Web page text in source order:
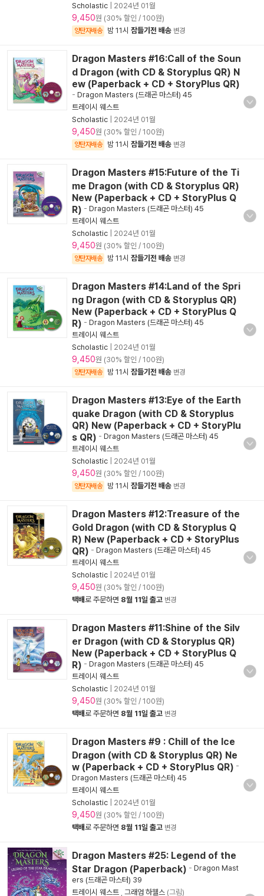
Scholastic 2024년 01월
9,450원 (30% 할인 / 100원)
양탄자배송 밤 11시 잠들기전 배송 변경
Dragon Masters #16:Call of the Soun
d Dragon (with CD & Storyplus QR) N
ew (Paperback + CD + StoryPlus QR)
- Dragon Masters (드래곤 마스터) 45
트레이시 웨스트
Scholastic
2024년 01월
9,450원 (30% 할인 / 100원)
양탄자배송 밤 11시 잠들기전 배송 변경
Dragon Masters #15:Future of the Ti
me Dragon (with CD & Storyplus QR)
New (Paperback + CD + StoryPlus Q
R) - Dragon Masters (드래곤 마스터) 45
트레이시 웨스트
Scholastic
2024년 01월
9,450원 (30% 할인 / 100원)
양탄자배송 밤 11시 잠들기전 배송 변경
Dragon Masters #14:Land of the Spri
ng Dragon (with CD & Storyplus QR)
New (Paperback + CD + StoryPlus Q
R) - Dragon Masters (드래곤 마스터) 45
트레이시 웨스트
Scholastic
2024년 01월
9,450원 (30% 할인 / 100원)
양탄자배송 밤 11시 잠들기전 배송 변경
Dragon Masters #13:Eye of the Earth
quake Dragon (with CD & Storyplus
QR) New (Paperback + CD + StoryPlu
s QR) - Dragon Masters (드래곤 마스터) 45
트레이시 웨스트
Scholastic
2024년 01월
9,450원 (30% 할인 / 100원)
양탄자배송 밤 11시 잠들기전 배송 변경
Dragon Masters #12:Treasure of the
Gold Dragon (with CD & Storyplus Q
R) New (Paperback + CD + StoryPlus
QR) - Dragon Masters (드래곤 마스터) 45
트레이시 웨스트
Scholastic
2024년 01월
9,450원 (30% 할인 / 100원)
택배로 주문하면 8월 11일 출고 변경
Dragon Masters #11:Shine of the Silv
er Dragon (with CD & Storyplus QR)
New (Paperback + CD + StoryPlus Q
R) - Dragon Masters (드래곤 마스터) 45
트레이시 웨스트
Scholastic
2024년 01월
9,450원 (30% 할인 / 100원)
택배로 주문하면 8월 11일 출고 변경
Dragon Masters #9 : Chill of the Ice
Dragon (with CD & Storyplus QR) Ne
w (Paperback + CD + StoryPlus QR) -
Dragon Masters (드래곤 마스터) 45
트레이시 웨스트
Scholastic
2024년 01월
9,450원 (30% 할인 / 100원)
택배로 주문하면 8월 11일 출고 변경
Dragon Masters #25: Legend of the
Star Dragon (Paperback) - Dragon Mast
ers (드래곤 마스터) 39
트레이시 웨스트 그래엄 하웰스 (그림)